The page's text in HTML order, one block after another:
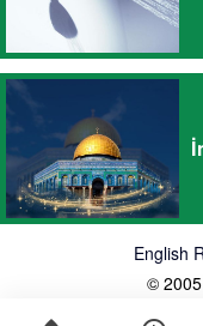
English
©